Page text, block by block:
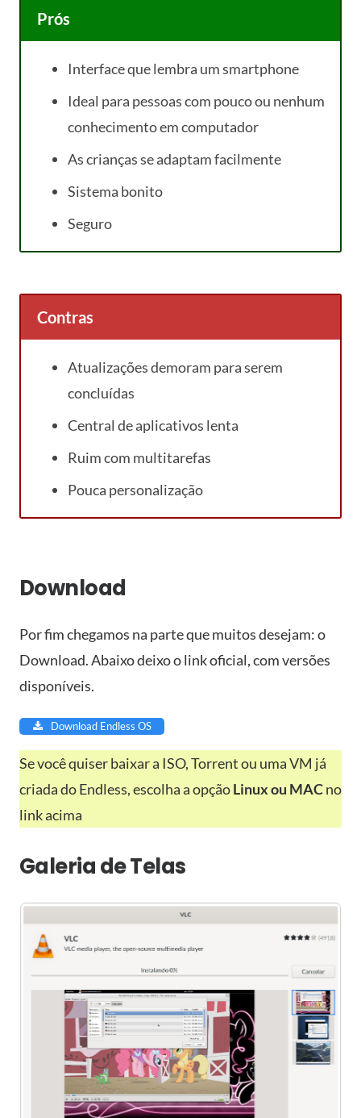
Prós
Interface que lembra um smartphone
Ideal para pessoas com pouco ou nenhum
conhecimento em computador
As crianças se adaptam facilmente
Sistema bonito
Seguro
Contras
Atualizações demoram para serem
concluídas
Central de aplicativos lenta
Ruim com multitarefas
Pouca personalização
Download
Por fim chegamos na parte que muitos desejam: o
Download. Abaixo deixo o link oficial, com versões
disponíveis.
Download Endless OS
Se você quiser baixar a ISO, Torrent ou uma VM já
criada do Endless, escolha a opçãoLinux ou MACno
link acima
Galeria de Telas